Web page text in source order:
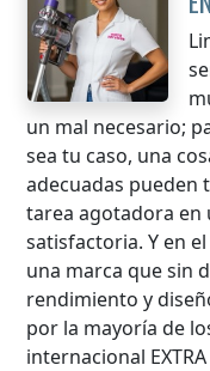
un mal necesario;
sea tu caso, una
adecuadas pueden
tarea agotadora en
satisfactoria. Y en
una marca que sin
rendimiento y
por la mayoría de
internacional